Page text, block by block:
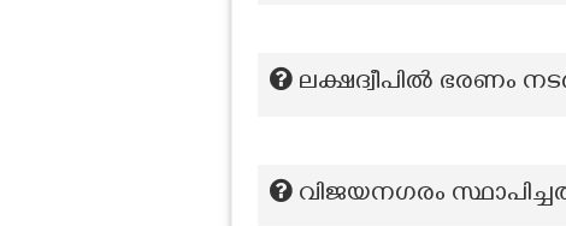
ലക്ഷദ്വീപിൽ ഭരണം
വിജയനഗരം